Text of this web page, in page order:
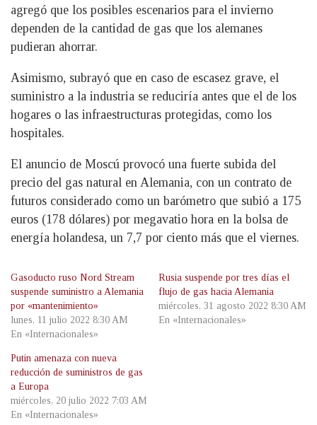
agregó que los posibles escenarios para el invierno
dependen de la cantidad de gas que los alemanes
pudieran ahorrar.
Asimismo, subrayó que en caso de escasez grave, el
suministro a la industria se reduciría antes que el de los
hogares o las infraestructuras protegidas, como los
hospitales.
El anuncio de Moscú provocó una fuerte subida del
precio del gas natural en Alemania, con un contrato de
futuros considerado como un barómetro que subió a 175
euros (178 dólares) por megavatio hora en la bolsa de
energía holandesa, un 7,7 por ciento más que el viernes.
Gasoducto ruso Nord Stream
suspende suministro a Alemania
por «mantenimiento»
lunes, 11 julio 2022 8:30 AM
En «Internacionales»
Rusia suspende por tres días el
flujo de gas hacia Alemania
miércoles, 31 agosto 2022 8:30 AM
En «Internacionales»
Putin amenaza con nueva
reducción de suministros de gas
a Europa
miércoles, 20 julio 2022 7:03 AM
En «Internacionales»